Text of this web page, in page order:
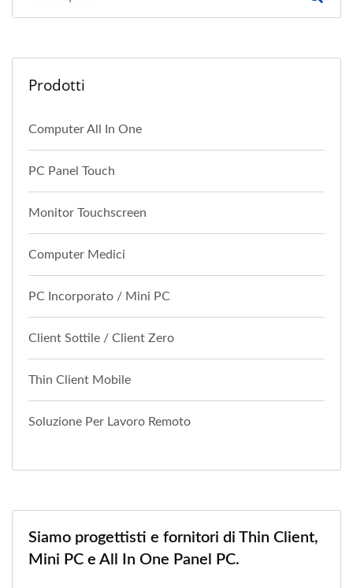
Prodotti
Computer All In One
PC Panel Touch
Monitor Touchscreen
Computer Medici
PC Incorporato / Mini PC
Client Sottile / Client Zero
Thin Client Mobile
Soluzione Per Lavoro Remoto
Siamo progettisti e fornitori di Thin Client,
Mini PC e All In One Panel PC.